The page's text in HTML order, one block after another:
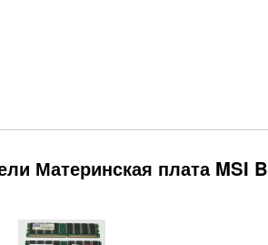
Материнская плата MSI